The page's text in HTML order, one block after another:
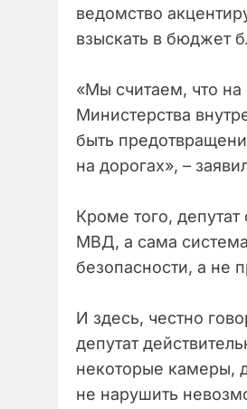
ведомство
взыскать в бюджет
«Мы считаем, что на
Министерства
быть
на дорогах», –
Кроме того,
МВД, а сама
безопасности, а не
И здесь, честно
депутат
некоторые камеры,
не нарушить